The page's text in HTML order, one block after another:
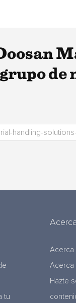
de
tu
Acerca
Acerca
Acerca
Hazte